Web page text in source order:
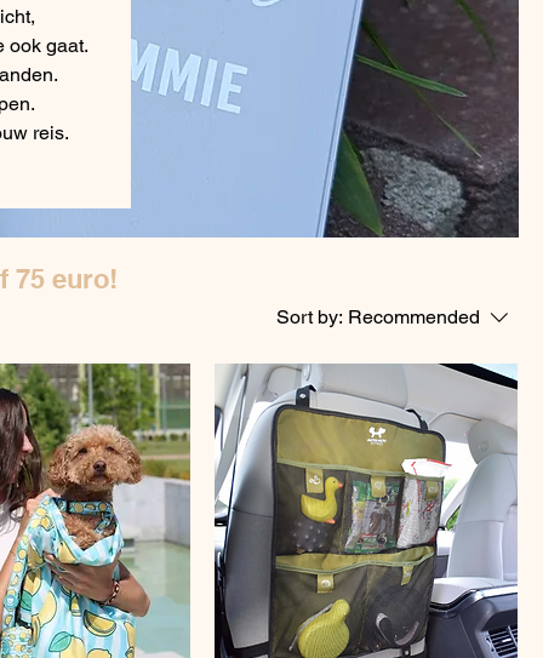
ook gaat.
reis.
Sort by: Recommended
75 euro!